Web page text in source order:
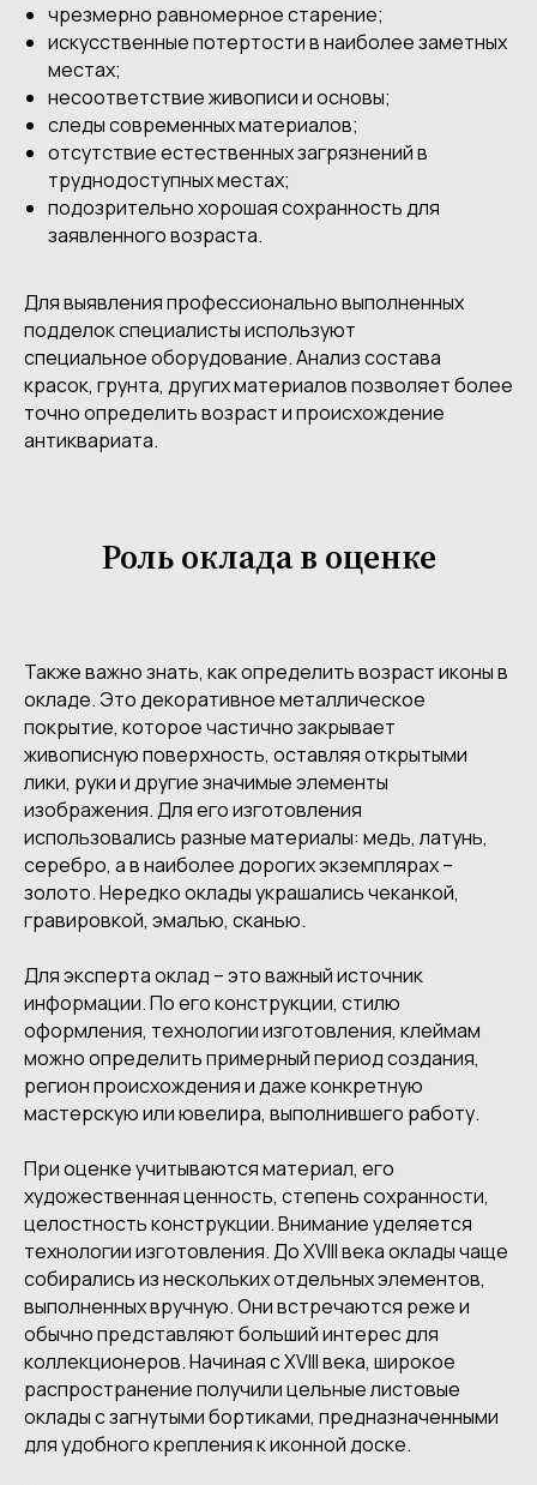
чрезмерно равномерное старение;
искусственные потертости в наиболее заметных
местах;
несоответствие живописи и основы;
следы современных материалов;
отсутствие естественных загрязнений в
труднодоступных местах;
подозрительно хорошая сохранность для
заявленного возраста.
Для выявления профессионально выполненных
подделок специалисты используют
специальное оборудование. Анализ состава
красок, грунта, других материалов позволяет более
точно определить возраст и происхождение
антиквариата.
Роль оклада в оценке
Также важно знать, как определить возраст иконы в
окладе. Это декоративное металлическое
покрытие, которое частично закрывает
живописную поверхность, оставляя открытыми
лики, руки и другие значимые элементы
изображения. Для его изготовления
использовались разные материалы: медь, латунь,
серебро, а в наиболее дорогих экземплярах –
золото. Нередко оклады украшались чеканкой,
гравировкой, эмалью, сканью.
Для эксперта оклад – это важный источник
информации. По его конструкции, стилю
оформления, технологии изготовления, клеймам
можно определить примерный период создания,
регион происхождения и даже конкретную
мастерскую или ювелира, выполнившего работу.
При оценке учитываются материал, его
художественная ценность, степень сохранности,
целостность конструкции. Внимание уделяется
технологии изготовления. До XVIII века оклады чаще
собирались из нескольких отдельных элементов,
выполненных вручную. Они встречаются реже и
обычно представляют больший интерес для
коллекционеров. Начиная с XVIII века, широкое
распространение получили цельные листовые
оклады с загнутыми бортиками, предназначенными
для удобного крепления к иконной доске.